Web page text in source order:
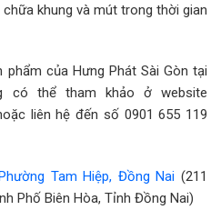
khung và mút trong thời gian
của Hưng Phát Sài Gòn tại
có thể tham khảo ở website
liên hệ đến số 0901 655 119
Tam Hiệp, Đồng Nai (211
Phố Biên Hòa, Tỉnh Đồng Nai)